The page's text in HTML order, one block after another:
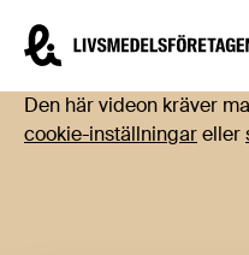
Livsmedelsföretagen – till
Den här videon kräver
cookie-inställningareller